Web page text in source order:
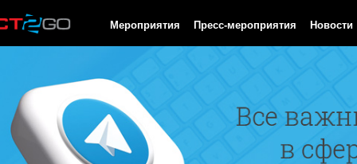
Мероприятия Пресс-мероприятия Новости